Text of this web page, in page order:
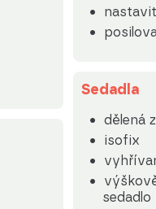
Sedadla
dělená
isofix
sedadlo